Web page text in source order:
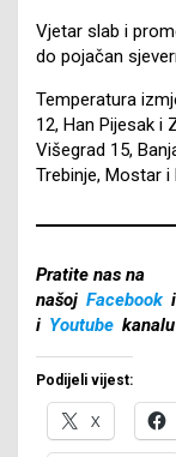
Vjetar slab i
do pojačan
Temperatura
12, Han Pijesak i
Višegrad 15,
Trebinje, Mostar
Pratite nas na
našoj Facebook i
i Youtube
Podijeli vijest:
X